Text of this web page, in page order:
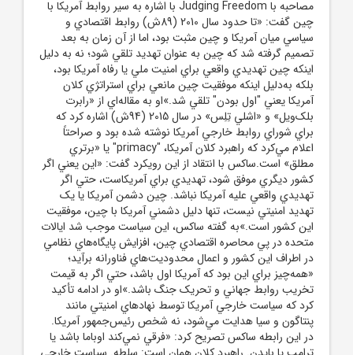
مصاحبه با Judging Freedom با اشاره به سير روابط آمريکا با
چين گفت: «تا حدود سال 2010 (89ش) روابط اقتصادي و
سياسي ميان آمريکا و چين مثبت بود، اما از آن زمان به بعد
تصميم گرفته شد که چين به عنوان تهديد تلقي شود؛ نه به‌ دليل
اينکه چين تهديدي واقعي براي امنيت ملي يا رفاه آمريکا بود،
بلکه به‌دليل اينکه موفقيت چين مانعي براي استراتژي کلان
آمريکا يعني "اول بودن" تلقي شد.»او به مقاله‌اي از «رابرت
بلک‌ويل» و «اشلي تِلِس» در سال 2015 (94ش) اشاره کرد که
براي شوراي روابط خارجي آمريکا نوشته شده بود و صراحتاً
اعلام مي‌کرد که راهبرد کلان آمريکا، "primacy" يا «برتري
مطلق» است.ساکس با انتقاد از اين رويکرد گفت: «اين يعني اگر
کشور ديگري موفق شود، تهديدي براي آمريکاست، حتي اگر
تهديدي واقعي عليه آمريکا نباشد. چين دشمن آمريکا يا يک
تهديد امنيتي نيست، تنها دليل دشمني آمريکا با چين، موفقيت
اين کشور است.»به گفته‌ ساکس، اين سياست موجب شد ايالات
متحده در پي محاصره‌ اقتصادي چين، افزايش پايگاه‌هاي نظامي
در اطراف اين کشور و اعمال محدوديت‌هاي فناورانه برآيد؛
«همه‌چيز براي اين بود که آمريکا اول باشد، حتي اگر به قيمت
تخريب روابط جهاني و تحريک جنگ باشد.»او در ادامه تأکيد
کرد که سياست خارجي آمريکا توسط نهادهاي امنيتي مانند
پنتاگون و سيا هدايت مي‌شود، نه شخص رئيس‌جمهور آمريکا.
در اين رابطه ساکس تصريح کرد: «فرقي نمي‌کند اوباما باشد يا